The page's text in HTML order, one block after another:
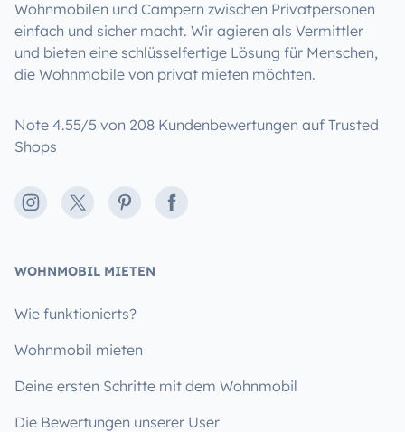
Wohnmobilen und Campern zwischen Privatpersonen
einfach und sicher macht. Wir agieren als Vermittler
und bieten eine schlüsselfertige Lösung für Menschen,
die Wohnmobile von privat mieten möchten.
Note 4.55/5 von 208 Kundenbewertungen auf Trusted
Shops
Instagram
X PinterestFacebook
WOHNMOBIL MIETEN
Wie funktionierts?
Wohnmobil mieten
Deine ersten Schritte mit dem Wohnmobil
Die Bewertungen unserer User